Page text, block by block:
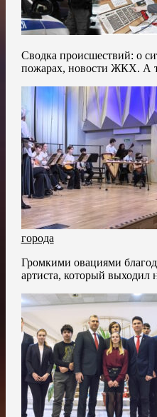
Сводка происшествий: о
пожарах, новости ЖКХ. А
города
Громкими овациями
артиста, который выходил